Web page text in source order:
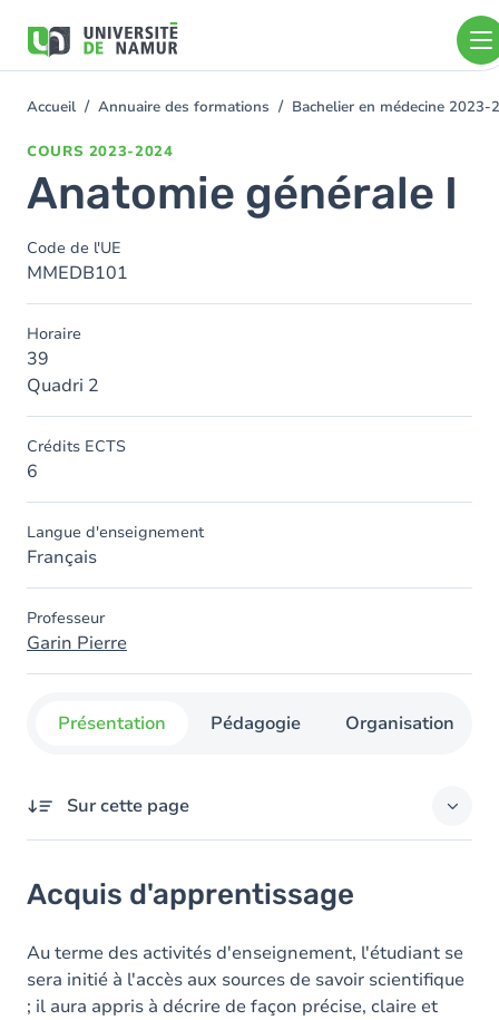
contenu
You
Accueil Annuaire des formations Bachelier en médecine 2023-
COURS 2023-2024
Anatomie générale I
Code de l'UE
MMEDB101
Horaire
39
Quadri 2
Crédits ECTS
6
Langue d'enseignement
Français
Professeur
Garin Pierre
Présentation Pédagogie Organisation
Sur cette page
Objectifs
Contenu
Table des matières
Acquis d'apprentissage
Au terme des activités d'enseignement, l'étudiant se
sera initié à l'accès aux sources de savoir scientifique
; il aura appris à décrire de façon précise, claire et